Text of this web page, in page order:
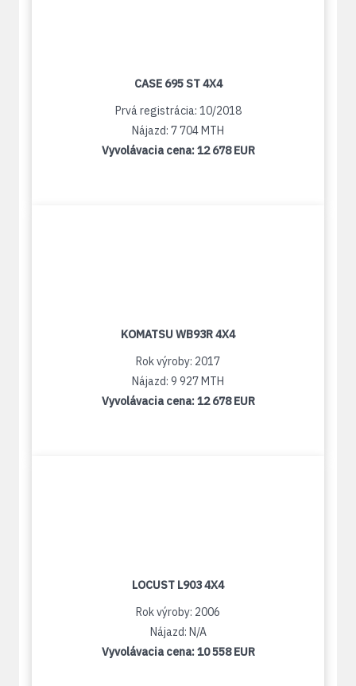
CASE 695 ST 4X4
Prvá registrácia: 10/2018
Nájazd: 7 704 MTH
Vyvolávacia cena:12 678 EUR
KOMATSU WB93R 4X4
Rok výroby: 2017
Nájazd: 9 927 MTH
Vyvolávacia cena:12 678 EUR
LOCUST L903 4X4
Rok výroby: 2006
Nájazd: N/A
Vyvolávacia cena:10 558 EUR